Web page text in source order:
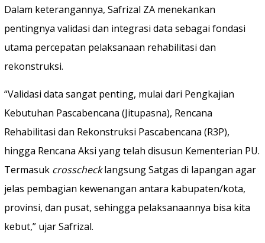
Dalam keterangannya, Safrizal ZA menekankan
pentingnya validasi dan integrasi data sebagai fondasi
utama percepatan pelaksanaan rehabilitasi dan
rekonstruksi.
“Validasi data sangat penting, mulai dari Pengkajian
Kebutuhan Pascabencana (Jitupasna), Rencana
Rehabilitasi dan Rekonstruksi Pascabencana (R3P),
hingga Rencana Aksi yang telah disusun Kementerian PU.
Termasuk crosschecklangsung Satgas di lapangan agar
jelas pembagian kewenangan antara kabupaten/kota,
provinsi, dan pusat, sehingga pelaksanaannya bisa kita
kebut,” ujar Safrizal.